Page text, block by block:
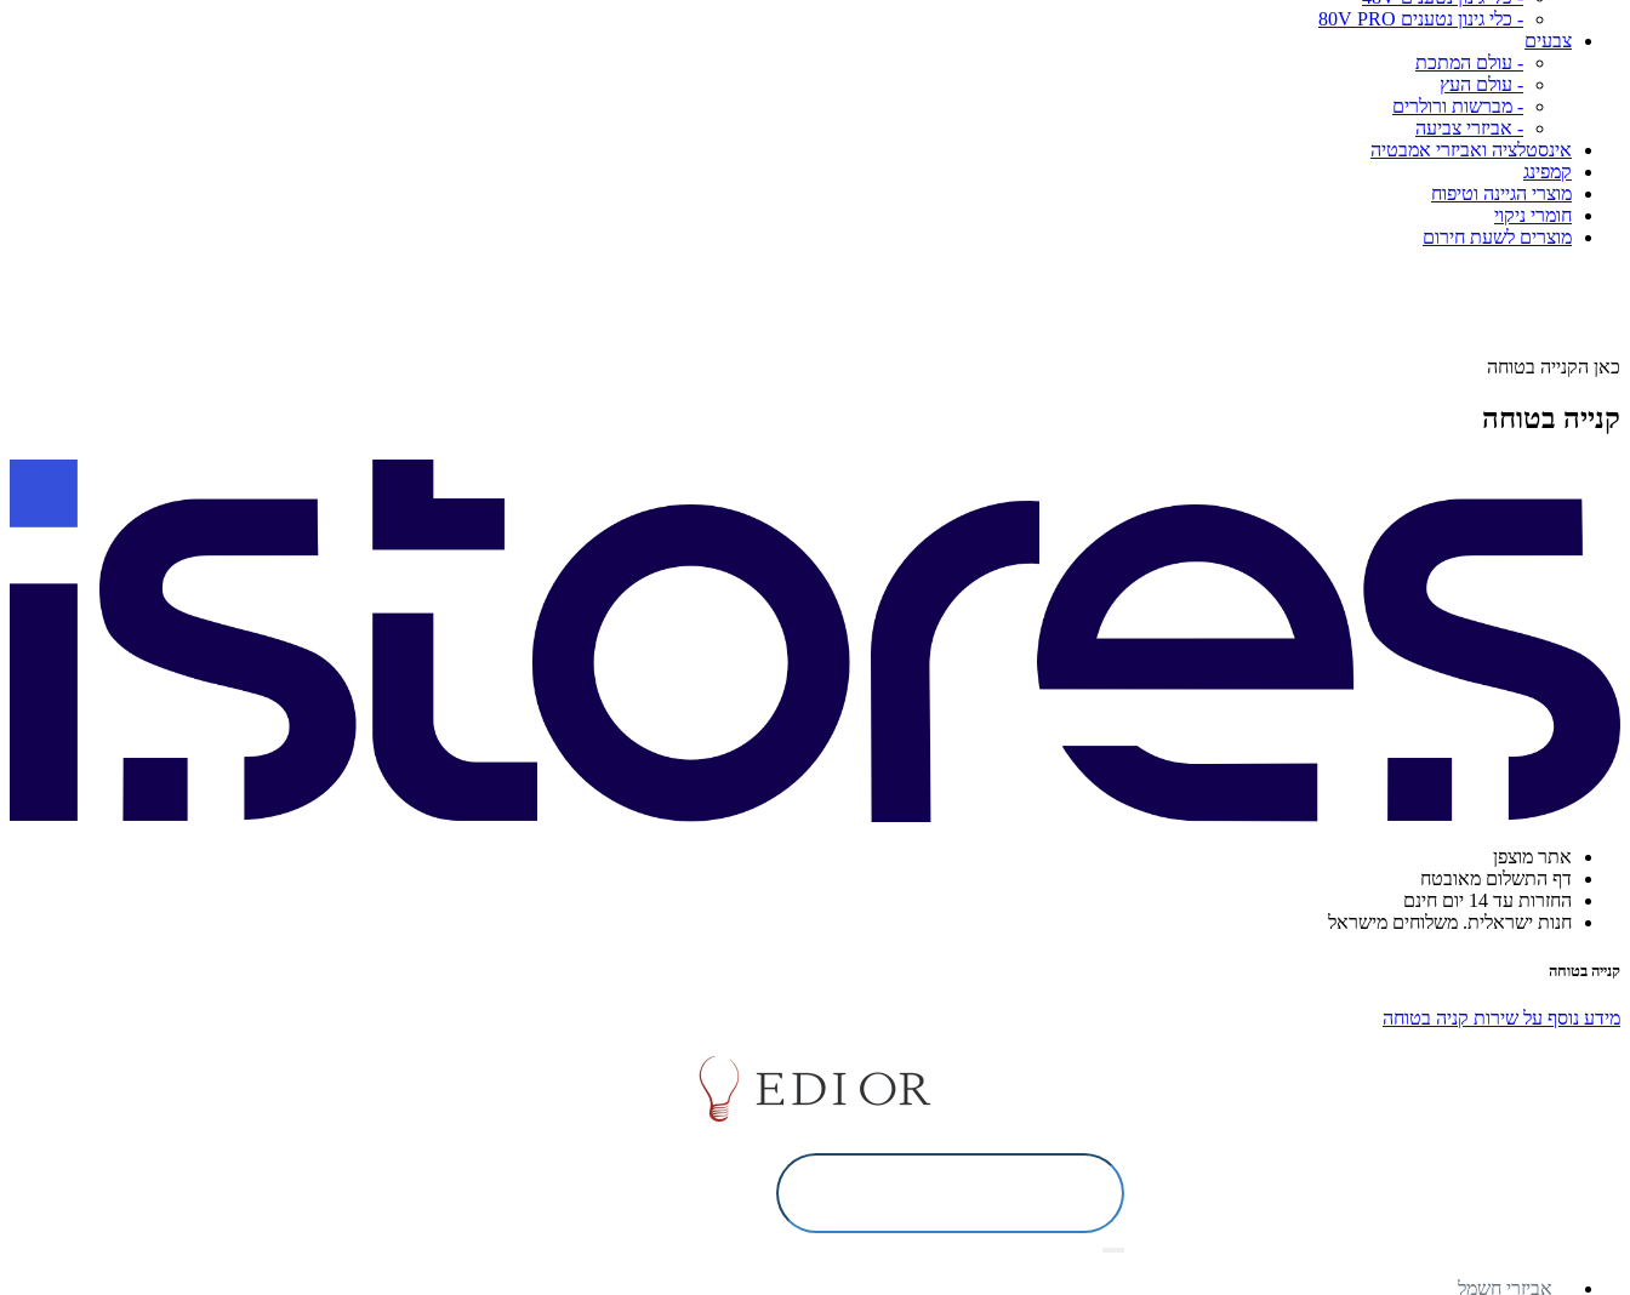
- כלי גינון נטענים 80V PRO
צבעים
- עולם המתכת
- עולם העץ
- מברשות ורולרים
- אביזרי צביעה
אינסטלציה ואביזרי אמבטיה
קמפינג
מוצרי הגיינה וטיפוח
חומרי ניקוי
מוצרים לשעת חירום
כאן הקנייה בטוחה
קנייה בטוחה
אתר מוצפן
דף התשלום מאובטח
החזרות עד 14 יום חינם
חנות ישראלית. משלוחים מישראל
קנייה בטוחה
מידע נוסף על שירות קניה בטוחה
אביזרי חשמל